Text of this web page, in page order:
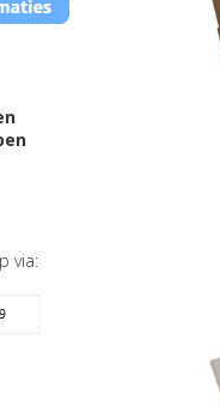
via: